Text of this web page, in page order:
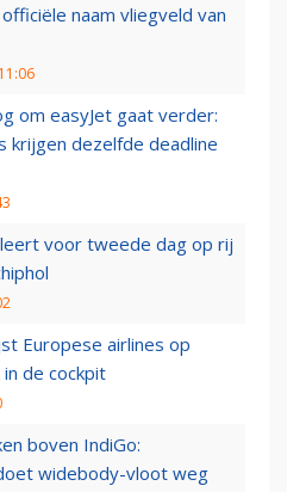
naam vliegveld van
om easyJet gaat verder:
krijgen dezelfde deadline
voor tweede dag op rij
Europese airlines op
de cockpit
boven IndiGo:
widebody-vloot weg